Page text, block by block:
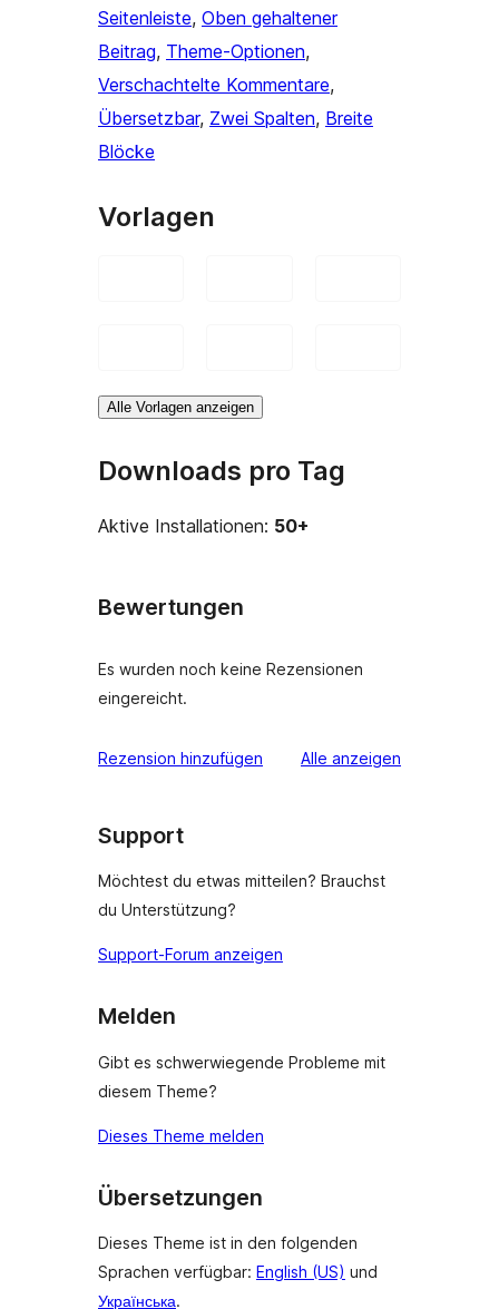
Seitenleiste, Oben gehaltener
Beitrag, Theme-Optionen
Verschachtelte Kommentare
Übersetzbar, Zwei Spalten, Breite
Blöcke
Vorlagen
Alle Vorlagen anzeigen
Downloads pro Tag
Aktive Installationen: 50+
Bewertungen
Es wurden noch keine Rezensionen
eingereicht.
Rezension hinzufügen Alle Rezensionen
anzeigen
Support
Möchtest du etwas mitteilen? Brauchst
du Unterstützung?
Support-Forum anzeigen
Melden
Gibt es schwerwiegende Probleme mit
diesem Theme?
Dieses Theme melden
Übersetzungen
Dieses Theme ist in den folgenden
Sprachen verfügbar: English (US) und
Українська.